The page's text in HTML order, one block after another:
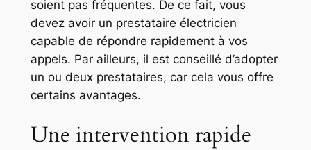
soient pas fréquentes. De ce fait, vous
devez avoir un prestataire électricien
capable de répondre rapidement à vos
appels. Par ailleurs, il est conseillé d’adopter
un ou deux prestataires, car cela vous offre
certains avantages.
Une intervention rapide